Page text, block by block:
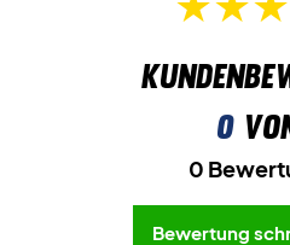
0
0
Bewertung